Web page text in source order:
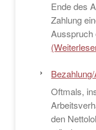
Ende des
Zahlung
Ausspruch
Oftmals,
den